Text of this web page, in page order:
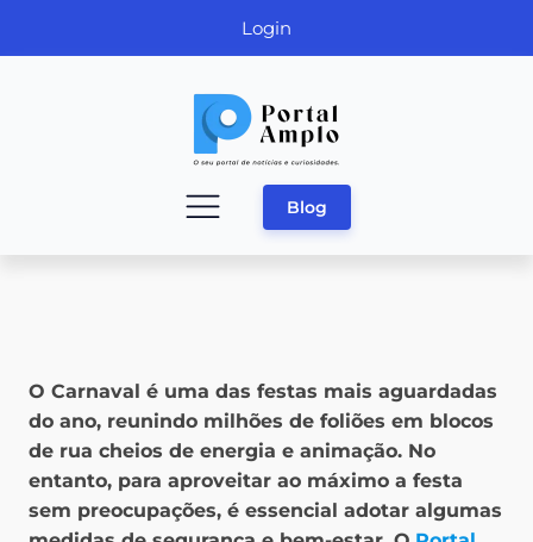
Login
Blog
O Carnaval é uma das festas mais aguardadas
do ano, reunindo milhões de foliões em blocos
de rua cheios de energia e animação. No
entanto, para aproveitar ao máximo a festa
sem preocupações, é essencial adotar algumas